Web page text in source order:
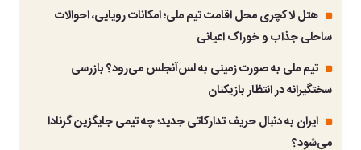
هتل لاکچری محل اقامت تیم ملی؛ امکانات رویایی، احوالات
ساحلی جذاب و خوراک اعیانی
تیم ملی به صورت زمینی به لس‌آنجلس می‌رود؟ بازرسی
سختگیرانه در انتظار بازیکنان
ایران به دنبال حریف تدارکاتی جدید؛ چه تیمی جایگزین گرنادا
می‌شود؟